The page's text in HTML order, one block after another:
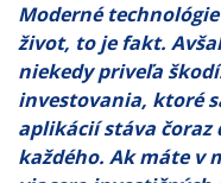
Moderné
život, to je fakt.
niekedy priveľa
investovania, ktoré
aplikácií stáva čoraz
každého. Ak máte v